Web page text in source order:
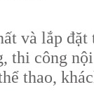
và lắp
thi công
thao,